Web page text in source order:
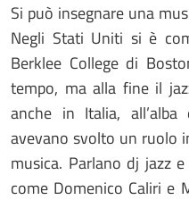
Si può insegnare una
Negli Stati Uniti si è
Berklee College di
tempo, ma alla fine il
anche in Italia,
avevano svolto un ruolo
musica. Parlano dj jazz
come Domenico Caliri e